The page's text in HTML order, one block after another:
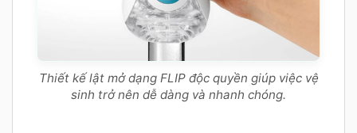
Thiết kế lật mở dạng FLIP độc quyền giúp việc vệ
sinh trở nên dễ dàng và nhanh chóng.